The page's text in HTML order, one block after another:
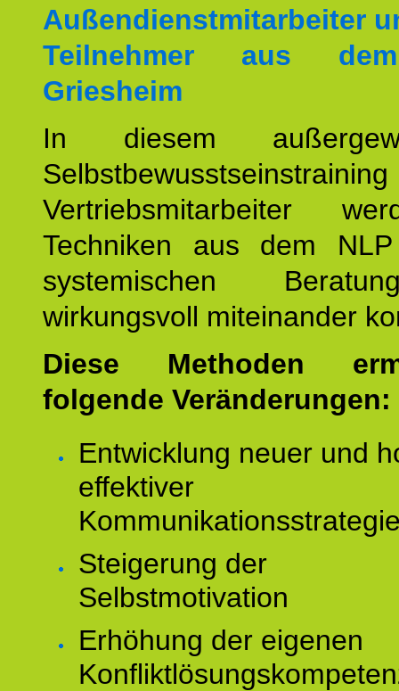
Außendienstmitarbeiter
Teilnehmer aus
Griesheim
In diesem
Vertriebsmitarbeiter
Techniken aus dem
systemischen
wirkungsvoll miteinander
Diese Methoden
folgende Veränderungen:
Entwicklung neuer und
effektiver
Steigerung der
Selbstmotivation
Erhöhung der eigenen